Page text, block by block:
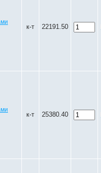
к-т 22191.50
к-т 25380.40